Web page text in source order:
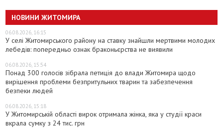
НОВИНИ ЖИТОМИРА
06.08.2026, 16:15
У селі Житомирського району на ставку знайшли мертвими молодих
лебедів: попередньо ознак браконьєрства не виявили
06.08.2026, 15:54
Понад 300 голосів зібрала петиція до влади Житомира щодо
вирішення проблеми безпритульних тварин та забезпечення
безпеки людей
06.08.2026, 15:18
У Житомирській області вирок отримала жінка, яка у студії краси
вкрала сумку з 24 тис. грн